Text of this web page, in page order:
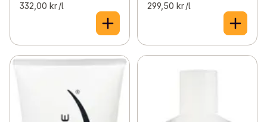
332,00 kr /l 299,50 kr /l